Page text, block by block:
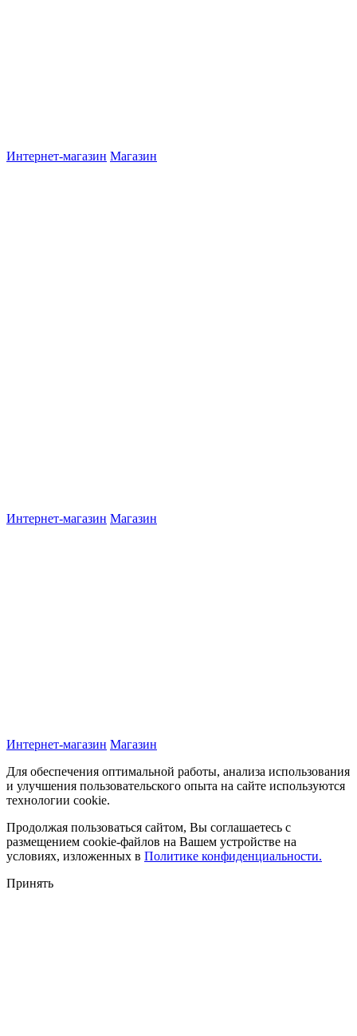
Интернет-магазин Магазин
Интернет-магазин Магазин
Интернет-магазин Магазин
Для обеспечения оптимальной работы, анализа использования
и улучшения пользовательского опыта на сайте используются
технологии cookie.
Продолжая пользоваться сайтом, Вы соглашаетесь с
размещением cookie-файлов на Вашем устройстве на
условиях, изложенных в Политике конфиденциальности.
Принять